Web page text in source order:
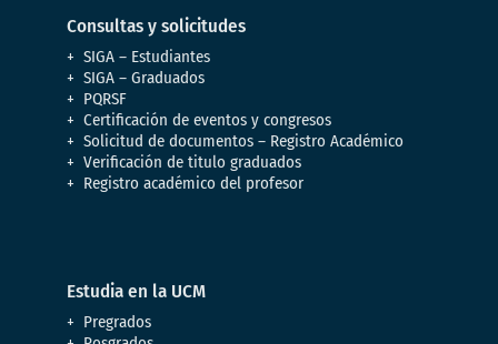
Consultas y solicitudes
SIGA – Estudiantes
SIGA – Graduados
PQRSF
Certificación de eventos y congresos
Solicitud de documentos – Registro Académico
Verificación de titulo graduados
Registro académico del profesor
Estudia en la UCM
Pregrados